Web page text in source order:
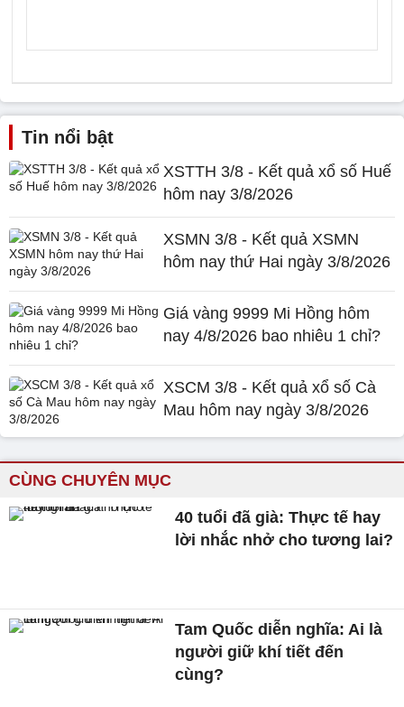
Tin nổi bật
XSTTH 3/8 - Kết quả xổ số Huế
hôm nay 3/8/2026
XSMN 3/8 - Kết quả XSMN
hôm nay thứ Hai ngày 3/8/2026
Giá vàng 9999 Mi Hồng hôm
nay 4/8/2026 bao nhiêu 1 chỉ?
XSCM 3/8 - Kết quả xổ số Cà
Mau hôm nay ngày 3/8/2026
CÙNG CHUYÊN MỤC
40 tuổi đã già: Thực tế hay
lời nhắc nhở cho tương lai?
Tam Quốc diễn nghĩa: Ai là
người giữ khí tiết đến
cùng?